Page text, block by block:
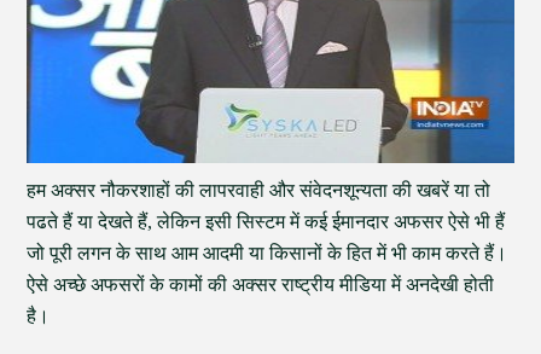
हम अक्सर नौकरशाहों की लापरवाही और संवेदनशून्यता की खबरें या तो
पढते हैं या देखते हैं, लेकिन इसी सिस्टम में कई ईमानदार अफसर ऐसे भी हैं
जो पूरी लगन के साथ आम आदमी या किसानों के हित में भी काम करते हैं।
ऐसे अच्छे अफसरों के कामों की अक्सर राष्ट्रीय मीडिया में अनदेखी होती
है।